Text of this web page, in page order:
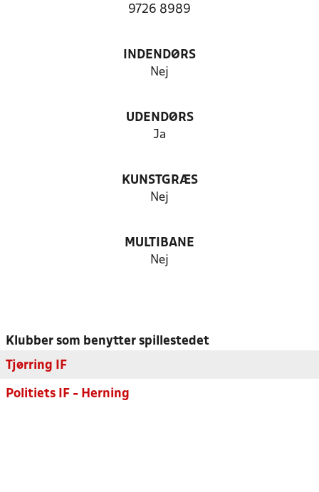
9726 8989
INDENDØRS
Nej
UDENDØRS
Ja
KUNSTGRÆS
Nej
MULTIBANE
Nej
Klubber som benytter spillestedet
Tjørring IF
Politiets IF - Herning